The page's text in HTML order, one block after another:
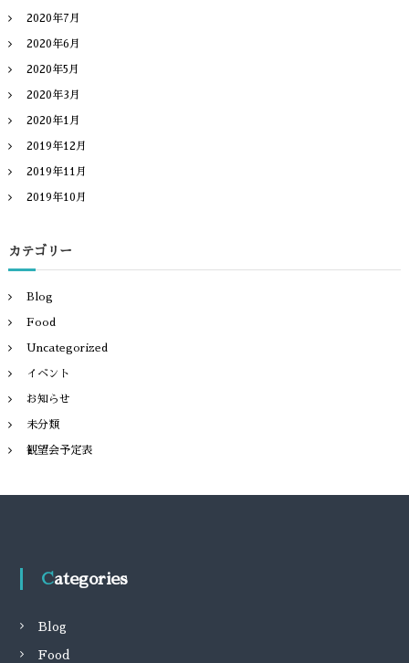
2020年7月
2020年6月
2020年5月
2020年3月
2020年1月
2019年12月
2019年11月
2019年10月
カテゴリー
Blog
Food
Uncategorized
イベント
お知らせ
未分類
観望会予定表
Categories
Blog
Food